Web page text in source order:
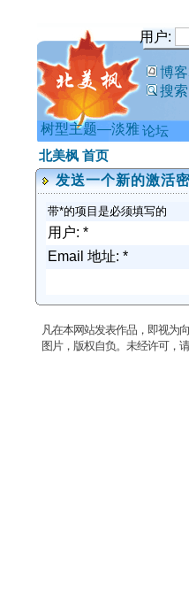
用户:
博
搜索
树型主题—淡雅
北美枫 首页
发送一个新的激活
带*的项目是必须填写的
用户: *
Email 地址: *
凡在本网站发表作品，即视为
图片，版权自负。未经许可，请
论坛